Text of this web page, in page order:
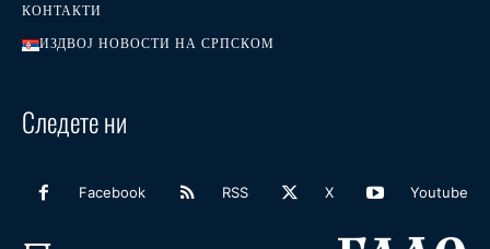
КОНТАКТИ
ИЗДВОЈ НОВОСТИ НА СРПСКОМ
Следете ни
Facebook RSS X Youtube